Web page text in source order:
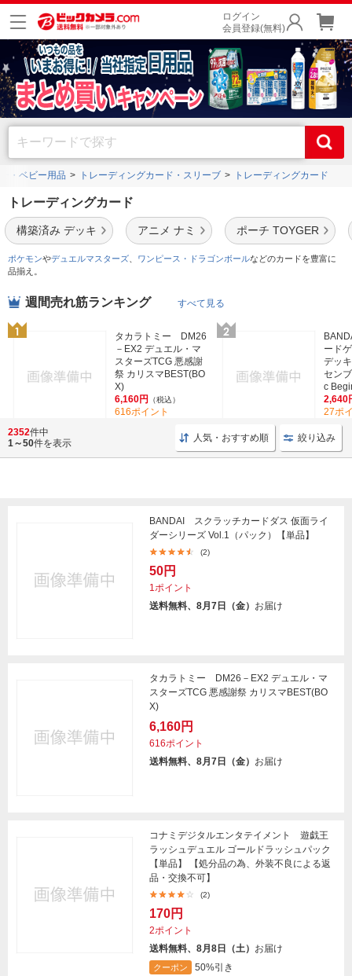
ログイン
会員登録(無料)
・ベビー用品 トレーディングカード・スリーブ トレーディングカード
トレーディングカード
構築済み デッキ アニメ ナミ ポーチ TOYGER
ポケモンやデュエルマスターズ ワンピース・ドラゴンボールなどのカードを豊富に
品揃え。
週間売れ筋ランキング すべて見る
タカラトミー DM26
－EX2 デュエル・マ
スターズTCG 悪感謝
祭 カリスマBEST(BO
X)
6,160円
（税込）
616ポイント
ード
デッ
セン
c
2,640
27ポ
2352件中
1～50件を表示 人気・おすすめ順 絞り込み
BANDAI スクラッチカードダス 仮面ライ
ダーシリーズ Vol.1（パック）【単品】
(2)
50円
1ポイント
送料無料、8月7日（金） お届け
タカラトミー DM26－EX2 デュエル・マ
スターズTCG 悪感謝祭 カリスマBEST(BO
X)
6,160円
616ポイント
送料無料、8月7日（金） お届け
コナミデジタルエンタテイメント 遊戯王
ラッシュデュエル ゴールドラッシュパック
【単品】 【処分品の為、外装不良による返
品・交換不可】
(2)
170円
2ポイント
送料無料、8月8日（土） お届け
クーポン 50%引き